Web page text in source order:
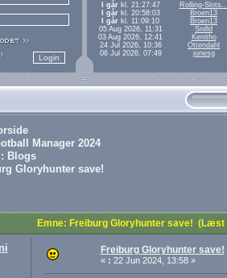
I gårkl. 21:27:47
Rolling-
I gårkl. 20:58:03
Broen13
I går kl. 11:09:10
Broen13
05 Aug 2026, 11:31
Snilld
03 Aug 2026, 12:41
Kenitho
24 Jul 2026, 10:36
Ottendahl
06 Jul 2026, 07:49
jonesg
Manager 2024
Blogs
Gloryhunter save!
Emne: Freiburg Gloryhunter save! (Læst
Freiburg Gloryhunter save!
« : 22 Jun 2024, 13:58 »